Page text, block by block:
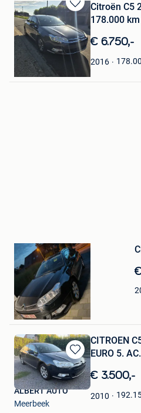
Bewaren
in
Mijn
Favorieten
Citroën C5
178.000 km
€ 6.750,-
2016
Fk motors
Harelbeke
Mijn
Favorieten
Lovely
Waarschoot
Bewaren
in
Mijn
Favorieten
CITROEN
EURO 5. AC.
€ 3.500,-
2010
ALBERT AUTO
Meerbeek